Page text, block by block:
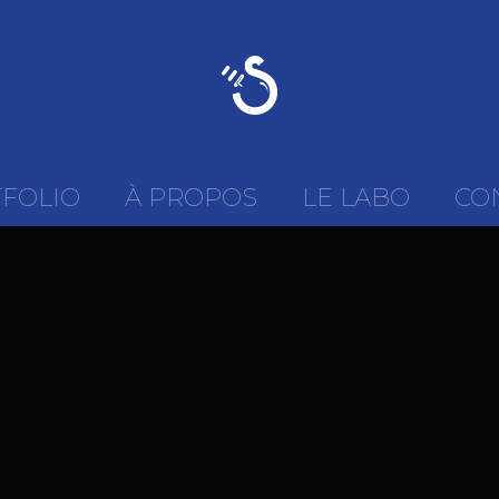
À PROPOS LE LABO